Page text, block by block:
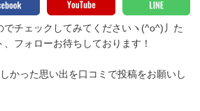
チェックしてみてくださいヽ(^o^)丿 た
フォローお待ちしております！
かった思い出を口コミで投稿をお願いし